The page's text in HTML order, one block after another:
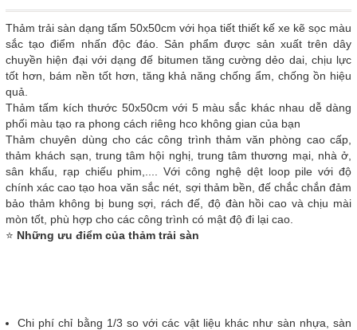
Thảm trải sàn dạng tấm 50x50cm với họa tiết thiết kế xe kẽ sọc màu
sắc tạo điểm nhấn độc đáo. Sản phẩm được sản xuất trên dây
chuyền hiện đại với dạng đế bitumen tăng cường dẻo dai, chịu lực
tốt hơn, bám nền tốt hơn, tăng khả năng chống ẩm, chống ồn hiệu
quả.
Thảm tấm kích thước 50x50cm với 5 màu sắc khác nhau dễ dàng
phối màu tạo ra phong cách riêng hco không gian của bạn
Thảm chuyên dùng cho các công trình thảm văn phòng cao cấp,
thảm khách sạn, trung tâm hội nghị, trung tâm thương mại, nhà ở,
sân khấu, rạp chiếu phim,.... Với công nghệ dệt loop pile với độ
chính xác cao tạo hoa văn sắc nét, sợi thảm bền, đế chắc chắn đảm
bảo thảm không bị bung sợi, rách đế, độ đàn hồi cao và chịu mài
mòn tốt, phù hợp cho các công trình có mật độ đi lại cao.
⭐ Những ưu điểm của thảm trải sàn
Chi phí chỉ bằng 1/3 so với các vật liệu khác như sàn nhựa, sàn